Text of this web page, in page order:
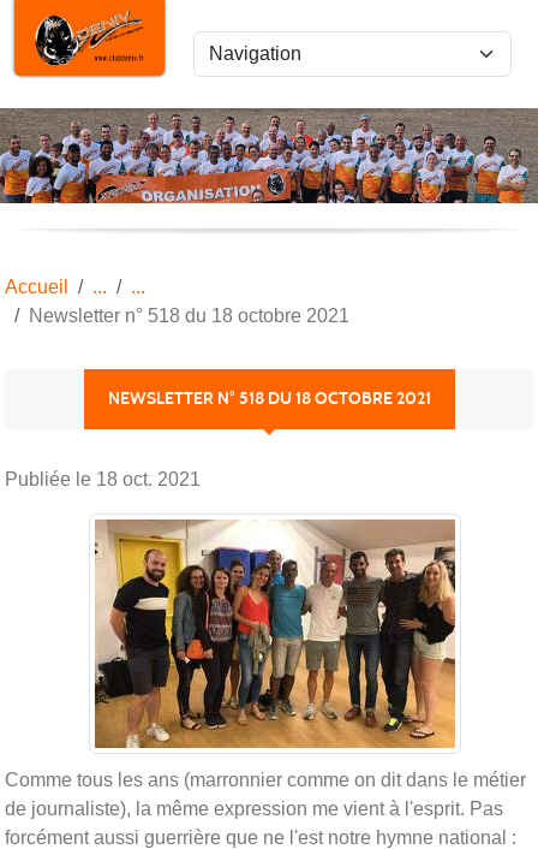
Accueil
Newsletter n° 518 du 18 octobre 2021
NEWSLETTER N° 518 DU 18 OCTOBRE 2021
Publiée le 18 oct. 2021
Comme tous les ans (marronnier comme on dit dans le métier
de journaliste), la même expression me vient à l'esprit. Pas
forcément aussi guerrière que ne l'est notre hymne national :
Panneau de gestion des cookies